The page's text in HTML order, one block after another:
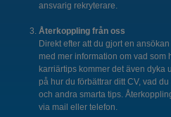
ansvarig rekryterare.
Återkoppling från oss
Direkt efter att du gjort en
med mer information om vad som
karriärtips kommer det även dyka
på hur du förbättrar ditt CV, vad
och andra smarta tips.
via mail eller telefon.